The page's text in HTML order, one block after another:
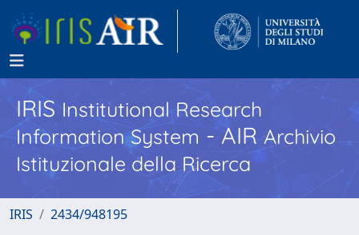
IRISInstitutional Research
Information System - AIR Archivio
Istituzionale della Ricerca
IRIS 2434/948195